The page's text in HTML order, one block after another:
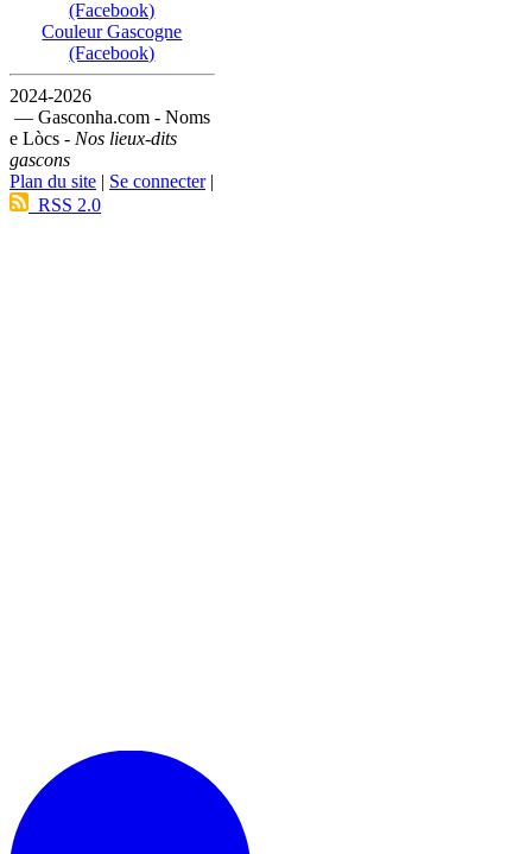
(Facebook)
Couleur Gascogne
(Facebook)
2024-2026
— Gasconha.com - Noms
e Lòcs - Nos lieux-dits
gascons
Plan du site | Se connecter|
RSS 2.0